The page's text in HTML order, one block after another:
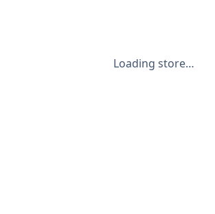
Loading store…